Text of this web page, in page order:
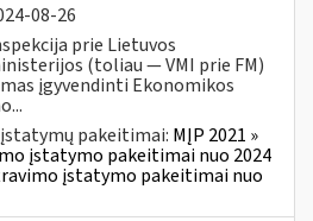
08-26
prie Lietuvos
(toliau — VMI prie FM)
įgyvendinti Ekonomikos
pakeitimai: MĮP 2021 »
įstatymo pakeitimai nuo 2024
įstatymo pakeitimai nuo